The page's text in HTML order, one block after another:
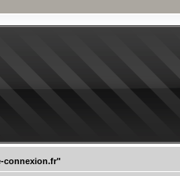
connexion.fr"